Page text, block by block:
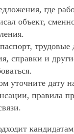
где
объект,
справки и
уточните дату
правила